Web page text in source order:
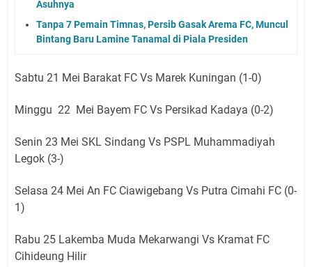
Asuhnya
Tanpa 7 Pemain Timnas, Persib Gasak Arema FC, Muncul
Bintang Baru Lamine Tanamal di Piala Presiden
Sabtu 21 Mei Barakat FC Vs Marek Kuningan (1-0)
Minggu 22 Mei Bayem FC Vs Persikad Kadaya (0-2)
Senin 23 Mei SKL Sindang Vs PSPL Muhammadiyah
Legok (3-)
Selasa 24 Mei An FC Ciawigebang Vs Putra Cimahi FC (0-
1)
Rabu 25 Lakemba Muda Mekarwangi Vs Kramat FC
Cihideung Hilir